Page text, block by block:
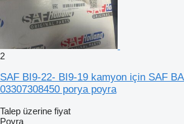
2
SAF BI9-22- BI9-19 kamyon için SAF
03307308450 porya poyra
Talep üzerine fiyat
Poyra